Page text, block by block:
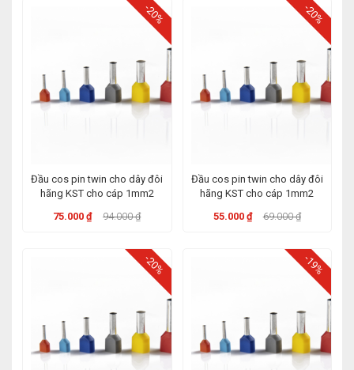
-20%
Đầu cos pin twin cho dây đôi
hãng KST cho cáp 1mm2
75.000 ₫
94.000 ₫
-20%
Đầu cos pin twin cho dây đôi
hãng KST cho cáp 1mm2
55.000 ₫
69.000 ₫
-20% -19%